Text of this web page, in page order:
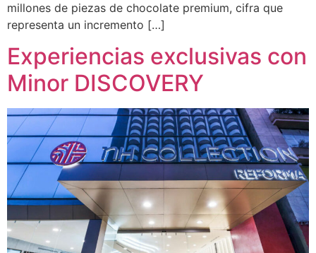
millones de piezas de chocolate premium, cifra que
representa un incremento […]
Experiencias exclusivas con
Minor DISCOVERY